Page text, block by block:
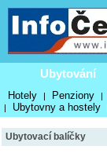
Ubytování
Hotely | Penziony |
| Ubytovny a hostely
Ubytovací balíčky